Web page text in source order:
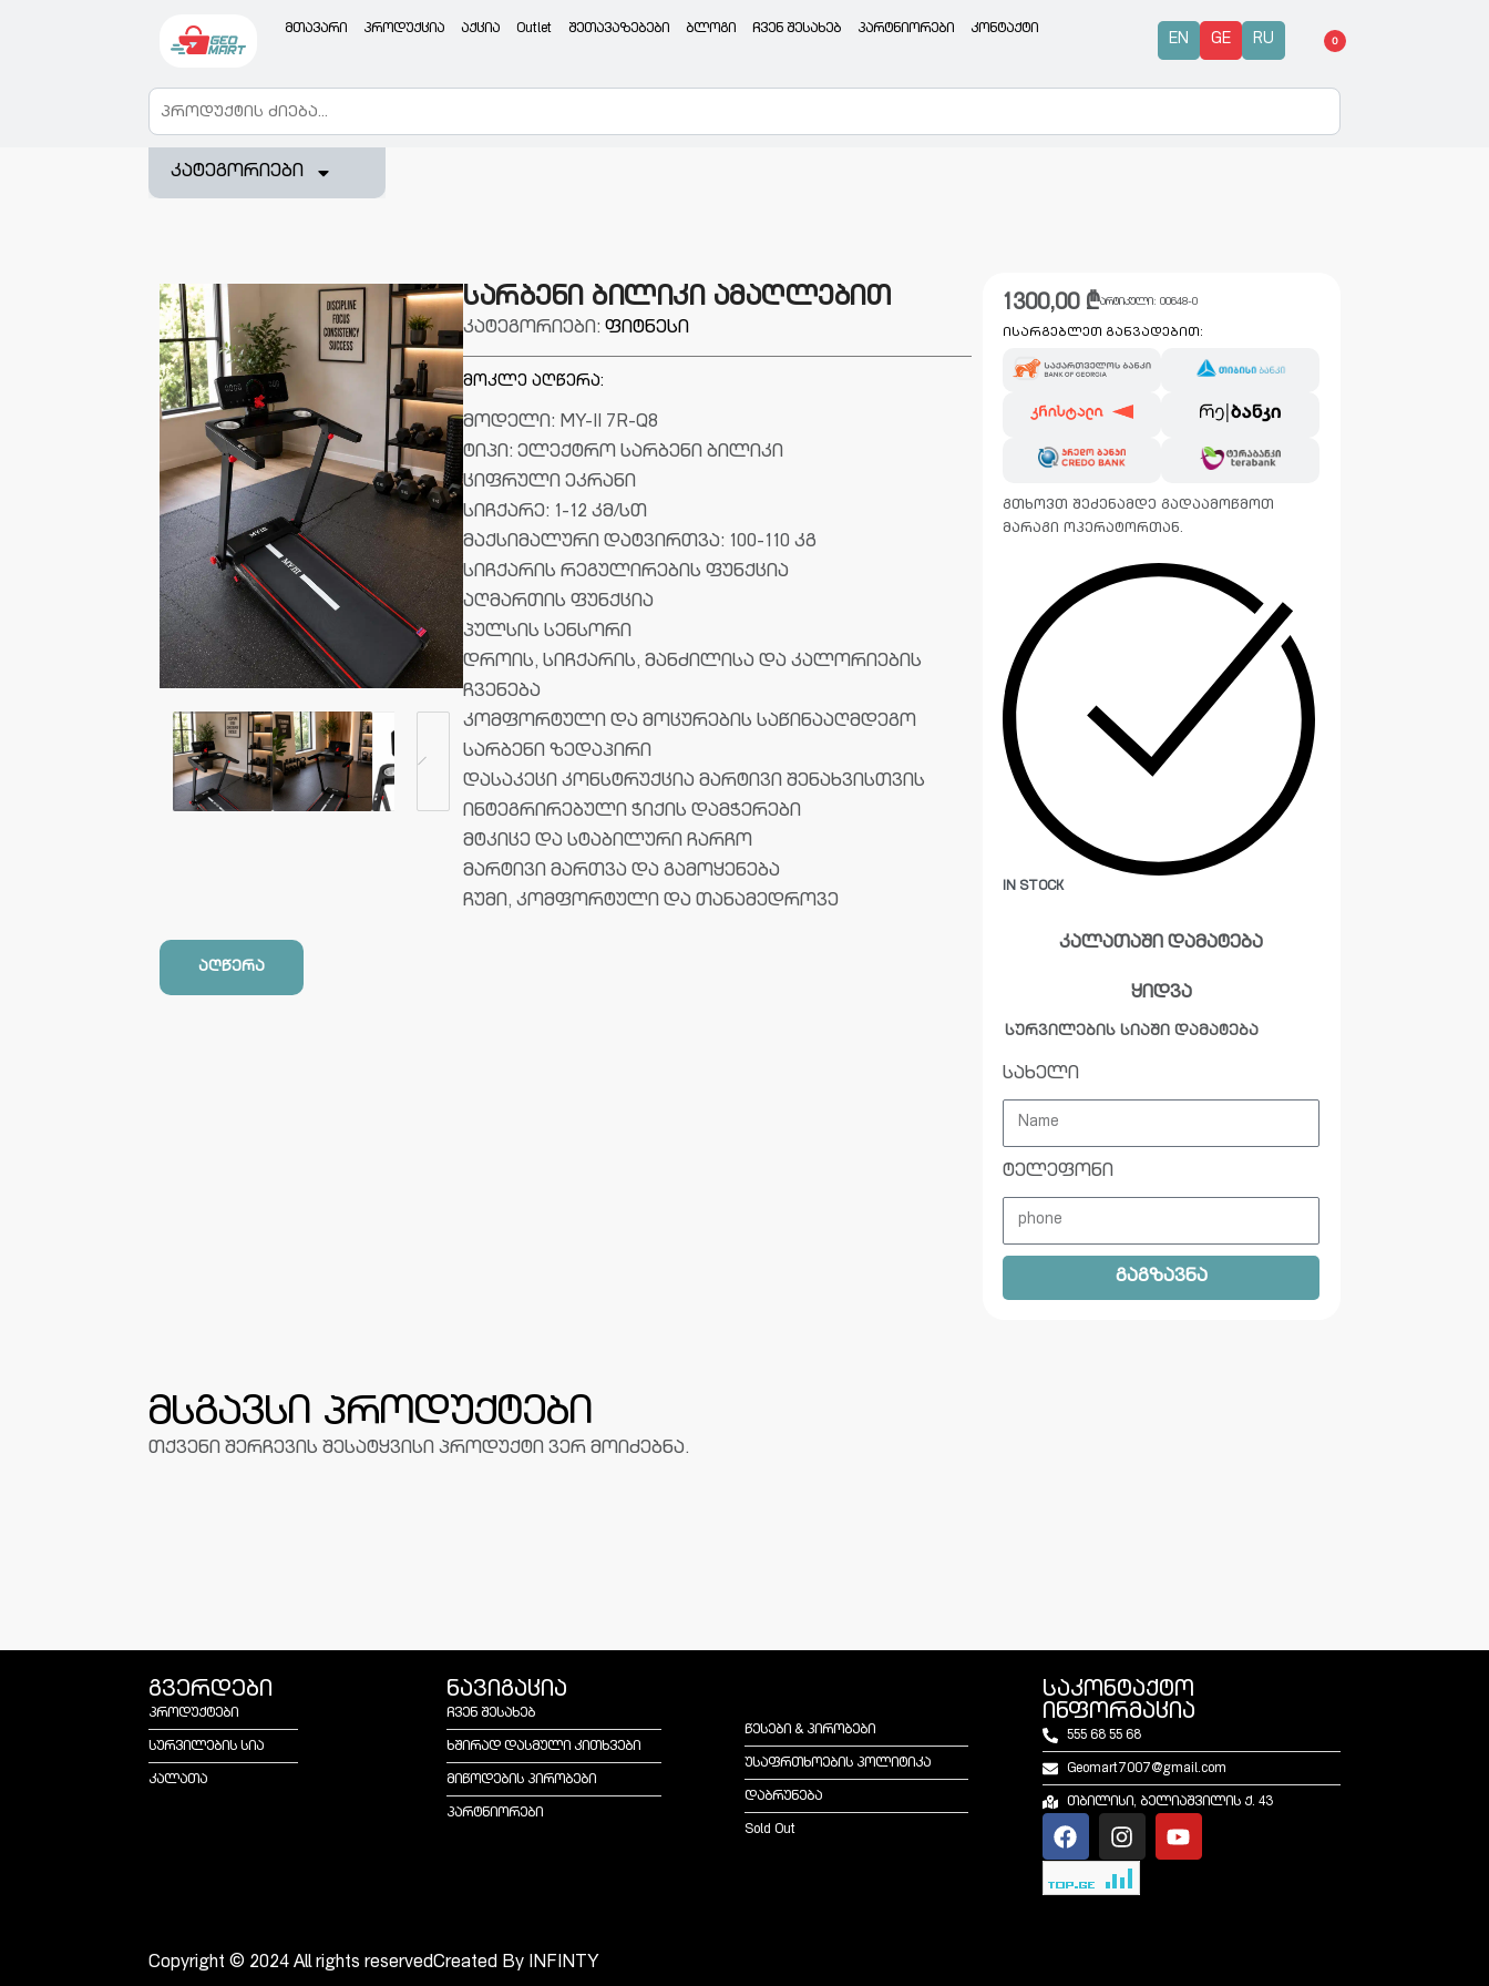
მთავარი პროდუქცია აქცია Outlet შეთავაზებები ბლოგი ჩვენ შესახებ პარტნიორები კონტაქტი
EN GE RU 0
კატეგორიები
სარბენი ბილიკი ამაღლებით
კატეგორიები: ფიტნესი
მოკლე აღწერა:
მოდელი: MY-II 7R-Q8
ტიპი: ელექტრო სარბენი ბილიკი
ციფრული ეკრანი
სიჩქარე: 1-12 კმ/სთ
მაქსიმალური დატვირთვა: 100-110 კგ
სიჩქარის რეგულირების ფუნქცია
აღმართის ფუნქცია
პულსის სენსორი
დროის, სიჩქარის, მანძილისა და კალორიების
ჩვენება
კომფორტული და მოცურების საწინააღმდეგო
სარბენი ზედაპირი
დასაკეცი კონსტრუქცია მარტივი შენახვისთვის
ინტეგრირებული ჭიქის დამჭერები
მტკიცე და სტაბილური ჩარჩო
მარტივი მართვა და გამოყენება
ჩუმი, კომფორტული და თანამედროვე
აღწერა
1300,00 ₾არტიკული: 00648-0
ისარგებლეთ განვადებით:
გთხოვთ შეძენამდე გადაამოწმოთ
მარაგი ოპერატორთან.
IN STOCK
კალათაში დამატება
ყიდვა
სურვილების სიაში დამატება
სახელი
ტელეფონი
გაგზავნა
მსგავსი პროდუქტები
თქვენი შერჩევის შესატყვისი პროდუქტი ვერ მოიძებნა.
გვერდები
პროდუქტები
სურვილების სია
კალათა
ნავიგაცია
ჩვენ შესახებ
ხშირად დასმული კითხვები
მიწოდების პირობები
პარტნიორები
წესები & პირობები
უსაფრთხოების პოლიტიკა
დაბრუნება
Sold Out
საკონტაქტო
ინფორმაცია
555 68 55 68
Geomart7007@gmail.com
თბილისი, ბელიაშვილის ქ. 43
Copyright © 2024 All rights reservedCreated By INFINTY